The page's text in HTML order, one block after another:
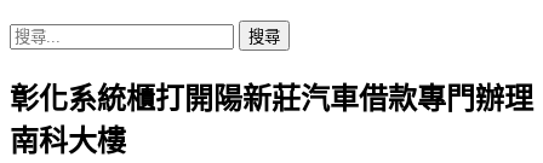
搜
關
鍵
字:
彰化系統櫃打開陽新莊汽車借款專門辦理
南科大樓